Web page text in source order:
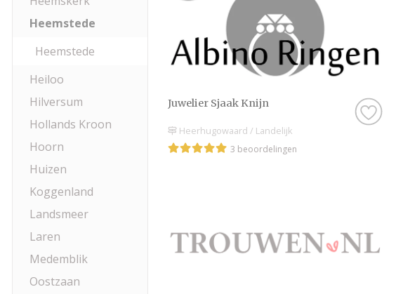
Heemstede
Heemstede
Heiloo
Hilversum
Hollands Kroon
Hoorn
Huizen
Koggenland
Landsmeer
Laren
Medemblik
Oostzaan
Juwelier Sjaak Knijn
Heerhugowaard / Landelijk
3 beoordelingen